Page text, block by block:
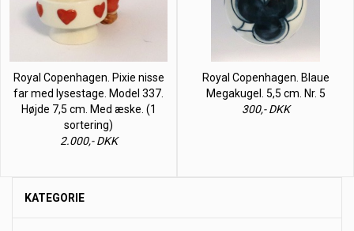
Royal Copenhagen. Pixie nisse
far med lysestage. Model 337.
Højde 7,5 cm. Med æske. (1
sortering)
2.000,- DKK
Royal Copenhagen. Blaue
Megakugel. 5,5 cm. Nr. 5
300,- DKK
KATEGORIE